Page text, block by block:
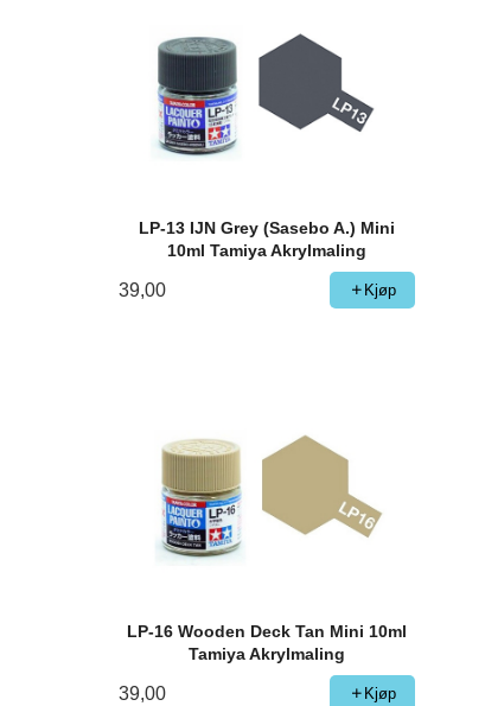
LP-13 IJN Grey (Sasebo A.) Mini
10ml Tamiya Akrylmaling
39,00 Kjøp
LP-16 Wooden Deck Tan Mini 10ml
Tamiya Akrylmaling
39,00 Kjøp